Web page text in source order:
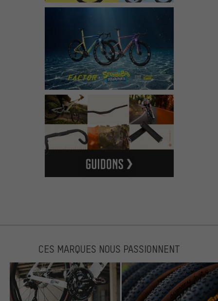
CES MARQUES NOUS PASSIONNENT